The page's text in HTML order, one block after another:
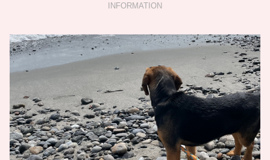
INFORMATION